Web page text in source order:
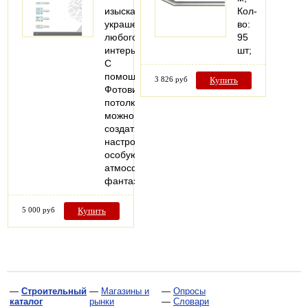
изысканное
украшение
любого
интерьера.
С
помощью
Фотовитражных
потолков
можно
создать
настроение,
особую
атмосферу,
фантазийные…
5 000 руб Купить
Кол-
во:
95
шт;
3 826 руб Купить
— Строительный
каталог
— Магазины и
рынки
— Опросы
— Словари